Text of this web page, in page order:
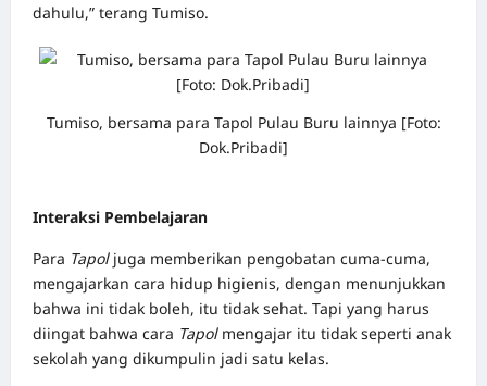
dahulu,” terang Tumiso.
Tumiso, bersama para Tapol Pulau Buru lainnya [Foto:
Dok.Pribadi]
Interaksi Pembelajaran
Para Tapoljuga memberikan pengobatan cuma-cuma,
mengajarkan cara hidup higienis, dengan menunjukkan
bahwa ini tidak boleh, itu tidak sehat. Tapi yang harus
diingat bahwa cara Tapolmengajar itu tidak seperti anak
sekolah yang dikumpulin jadi satu kelas.